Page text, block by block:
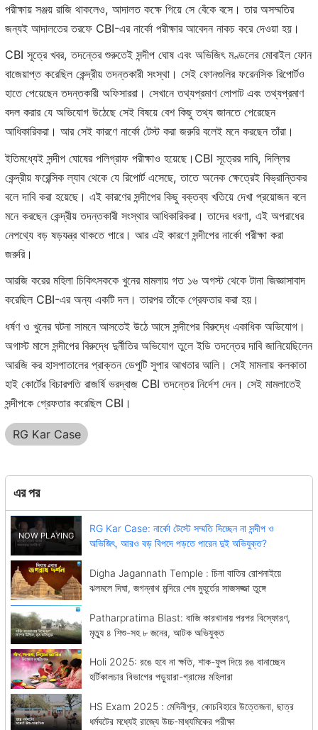
পরীক্ষায় সঞ্জয় রাজি থাকলেও, আদালত কক্ষে গিয়ে সে বেঁকে বসে। তার অসম্মতির
জন্যই আদালতের তরফে CBI-এর নার্কো পরীক্ষার আবেদন নাকচ করে দেওয়া হয়।
CBI সূত্রে খবর, তদন্তের শুরুতেই সন্দীপ ঘোষ এবং অভিজিৎ মণ্ডলের মোবাইল ফোন
বাজেয়াপ্ত করেছিল কেন্দ্রীয় তদন্তকারী সংস্থা। সেই ফোনগুলির ফরেনসিক রিপোর্টও
হাতে পেয়েছেন তদন্তকারী অফিসাররা। সেখানে তথ্যপ্রমাণ লোপাট এবং তথ্যপ্রমাণ
বদল করার যে অভিযোগ উঠেছে সেই বিষয়ে বেশ কিছু তথ্য জানতে পেরেছেন
আধিকারিকরা। আর সেই কারণে নার্কো টেস্ট করা জরুরি বলেই মনে করছেন তাঁরা।
ইতিমধ্যেই সন্দীপ ঘোষের পলিগ্রাফ পরীক্ষাও হয়েছে।CBI সূত্রের দাবি, দিল্লির
কেন্দ্রীয় ফরেন্সিক ল্যাব থেকে যে রিপোর্ট এসেছে, তাতে অনেক ক্ষেত্রেই বিভ্রান্তিকর
বলে দাবি করা হয়েছে। এই কারণের সন্দীপের কিছু বক্তব্য খতিয়ে দেখা প্রয়োজন বলে
মনে করছেন কেন্দ্রীয় তদন্তকারী সংস্থার আধিকারিকরা। তাদের ধরণা, এই অপরাধের
নেপথ্যে বড় ষড়যন্ত্র থাকতে পারে। আর এই কারণে সন্দীপের নার্কো পরীক্ষা করা
জরুরি।
আরজি করের মহিলা চিকিৎসককে খুনের মামলায় গত ১৬ অগস্ট থেকে টানা জিজ্ঞাসাবাদ
করেছিল CBI-এর অন্য একটি দল। তারপর তাঁকে গ্রেফতার করা হয়।
ধর্ষণ ও খুনের ঘটনা সামনে আসতেই উঠে আসে সন্দীপের বিরুদ্ধে একাধিক অভিযোগ।
অগাস্ট মাসে সন্দীপের বিরুদ্ধে দুর্নীতির অভিযোগ তুলে ইডি তদন্তের দাবি জানিয়েছিলেন
আরজি কর হাসপাতালের প্রাক্তন ডেপুটি সুপার আখতার আলি। সেই মামলায় কলকাতা
হাই কোর্টের বিচারপতি রাজর্ষি ভরদ্বাজ CBI তদন্তের নির্দেশ দেন। সেই মামলাতেই
সন্দীপকে গ্রেফতার করেছিল CBI।
RG Kar Case
এর পর
RG Kar Case: নার্কো টেস্টে সম্মতি দিচ্ছেন না সন্দীপ ও
অভিজিৎ, আরও বড় বিপদে পড়তে পারেন দুই অভিযুক্ত?
Digha Jagannath Temple : চিনা বাতির রোশনাইয়ে
ঝলমলে দিঘা, জগন্নাথ মন্দিরে শেষ মুহূর্তের সাজসজ্জা তুঙ্গে
Patharpratima Blast: বাজি কারখানায় পরপর বিস্ফোরণ,
মৃত্যু ৪ শিশু-সহ ৮ জনের, আটক অভিযুক্ত
Holi 2025: রঙে হবে না ক্ষতি, শাক-ফুল দিয়ে রঙ বানাচ্ছেন
হর্টিকালচার বিভাগের পড়ুয়ারা-গ্রামের মহিলারা
HS Exam 2025 : মেদিনীপুর, কোচবিহারে উত্তেজনা, ছাত্র
ধর্মঘটের মধ্যেই রাজ্যে উচ্চ-মাধ্যমিকের পরীক্ষা